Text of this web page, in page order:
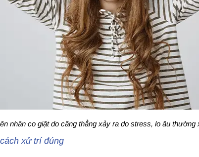
nhân co giật do căng thẳng xảy ra do stress, lo âu thường
xử trí đúng